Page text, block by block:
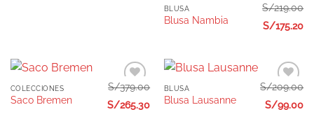
BLUSA
Blusa Nambia
S/219.00
S/175.20
Añadir
a la
lista de
COLECCIONES
Saco Bremen
S/379.00
S/265.30
Añadir
a la
lista de
BLUSA
Blusa Lausanne
S/209.00
S/99.00